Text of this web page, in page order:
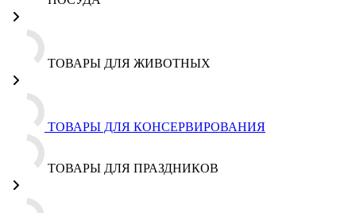
ТОВАРЫ ДЛЯ ЖИВОТНЫХ
ТОВАРЫ ДЛЯ КОНСЕРВИРОВАНИЯ
ТОВАРЫ ДЛЯ ПРАЗДНИКОВ